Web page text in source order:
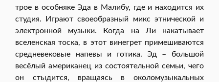
трое в особняке Эда в Малибу, где и находится их
студия. Играют своеобразный микс этнической и
электронной музыки. Когда на Ли накатывает
вселенская тоска, в этот винегрет примешиваются
средневековые напевы и готика. Эд – большой
весёлый американец из состоятельной семьи, чего
он стыдится, вращаясь в околомузыкальных